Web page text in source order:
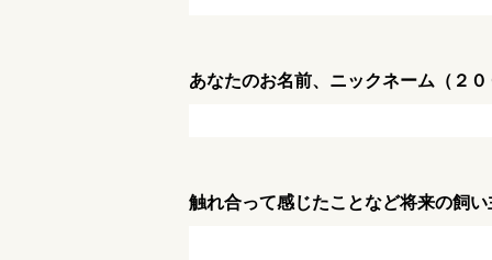
あなたのお名前、ニックネーム（２
触れ合って感じたことなど将来の飼